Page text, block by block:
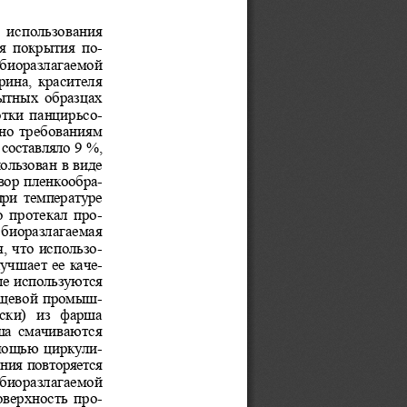
покрытия  по-
красителя
образцах
панцирьсо-
требованиям
9 %,
в виде
пленкообра-
температуре
протекал  про-
что использо-
ее каче-
используются
промыш-
из  фарша
смачиваются
циркули-
повторяется
биоразлагаемой
про-